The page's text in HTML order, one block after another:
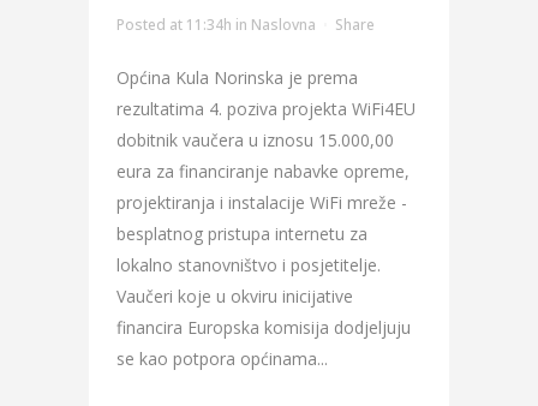
Posted at 11:34h in Naslovna Share
Općina Kula Norinska je prema
rezultatima 4. poziva projekta WiFi4EU
dobitnik vaučera u iznosu 15.000,00
eura za financiranje nabavke opreme,
projektiranja i instalacije WiFi mreže -
besplatnog pristupa internetu za
lokalno stanovništvo i posjetitelje.
Vaučeri koje u okviru inicijative
financira Europska komisija dodjeljuju
se kao potpora općinama...